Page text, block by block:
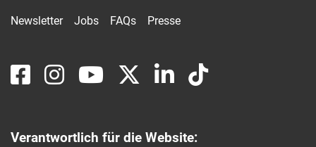
Newsletter Jobs FAQs Presse
Verantwortlich für die Website: